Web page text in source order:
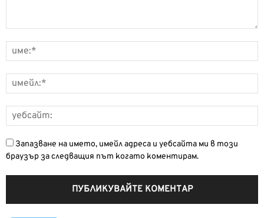
Запазване на името, имейл адреса и уебсайта ми в този
браузър за следващия път когато коментирам.